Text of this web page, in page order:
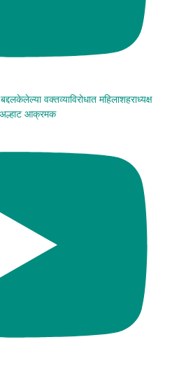
वक्तव्याविरोधात महिलाशहराध्यक्ष
अल्हाट आक्रमक